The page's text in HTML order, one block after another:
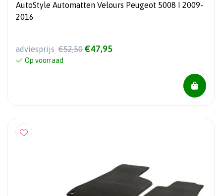
AutoStyle Automatten Velours Peugeot 5008 I 2009-
2016
adviesprijs €52,50 €47,95
Op voorraad